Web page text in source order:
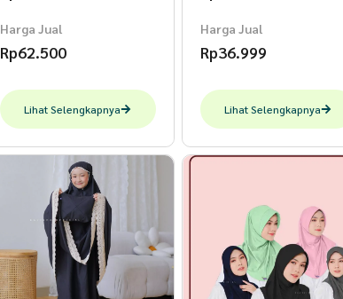
Harga Jual
Rp62.500
Lihat Selengkapnya
Harga Jual
Rp36.999
Lihat Selengkapnya